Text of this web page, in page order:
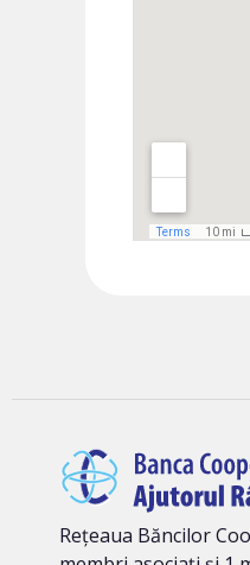
Rețeaua Băncilor